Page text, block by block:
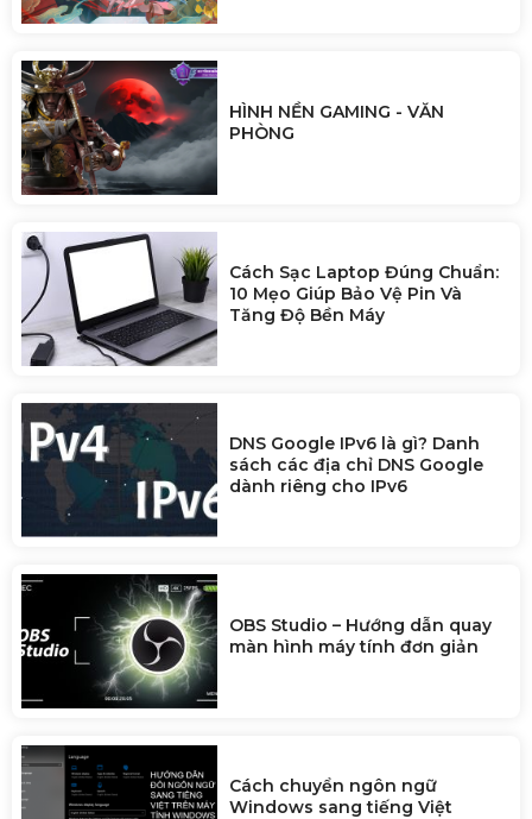
HÌNH NỀN GAMING - VĂN
PHÒNG
Cách Sạc Laptop Đúng Chuẩn:
10 Mẹo Giúp Bảo Vệ Pin Và
Tăng Độ Bền Máy
DNS Google IPv6 là gì? Danh
sách các địa chỉ DNS Google
dành riêng cho IPv6
OBS Studio – Hướng dẫn quay
màn hình máy tính đơn giản
Cách chuyển ngôn ngữ
Windows sang tiếng Việt